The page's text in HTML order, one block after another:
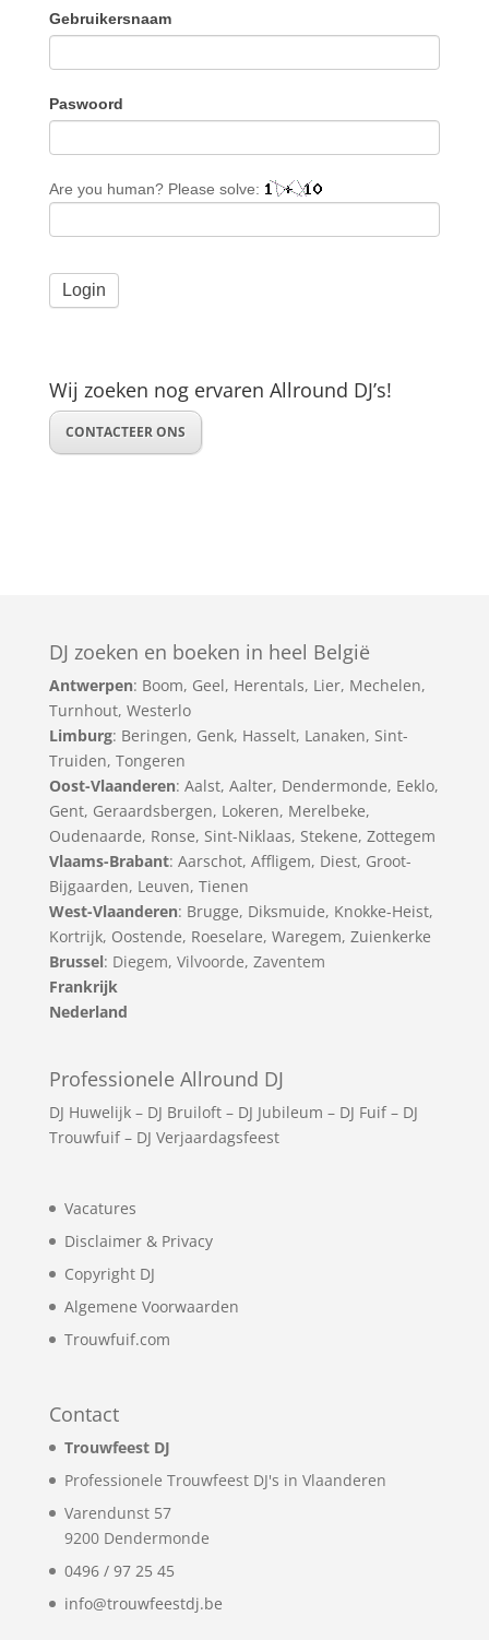
Gebruikersnaam
Paswoord
Are you human? Please solve:
Wij zoeken nog ervaren Allround DJ’s!
CONTACTEER ONS
DJ zoeken en boeken in heel België
Antwerpen: Boom, Geel, Herentals, Lier, Mechelen,
Turnhout, Westerlo
Limburg: Beringen, Genk, Hasselt, Lanaken, Sint-
Truiden, Tongeren
Oost-Vlaanderen: Aalst, Aalter, Dendermonde, Eeklo,
Gent, Geraardsbergen, Lokeren, Merelbeke,
Oudenaarde, Ronse, Sint-Niklaas, Stekene, Zottegem
Vlaams-Brabant: Aarschot, Affligem, Diest, Groot-
Bijgaarden, Leuven, Tienen
West-Vlaanderen: Brugge, Diksmuide, Knokke-Heist,
Kortrijk, Oostende, Roeselare, Waregem, Zuienkerke
Brussel: Diegem, Vilvoorde, Zaventem
Frankrijk
Nederland
Professionele Allround DJ
DJ Huwelijk– DJ Bruiloft– DJ Jubileum – DJ Fuif– DJ
Trouwfuif– DJ Verjaardagsfeest
Vacatures
Disclaimer & Privacy
Copyright DJ
Algemene Voorwaarden
Trouwfuif.com
Contact
Trouwfeest DJ
Professionele Trouwfeest DJ's in Vlaanderen
Varendunst 57
9200 Dendermonde
0496 / 97 25 45
info@trouwfeestdj.be